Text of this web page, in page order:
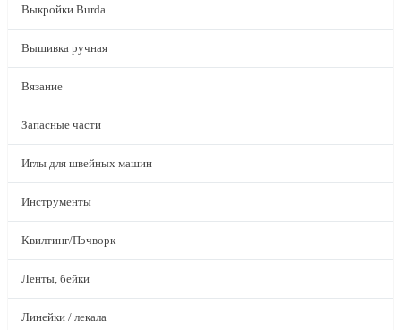
Выкройки Burda
Вышивка ручная
Вязание
Запасные части
Иглы для швейных машин
Инструменты
Квилтинг/Пэчворк
Ленты, бейки
Линейки / лекала